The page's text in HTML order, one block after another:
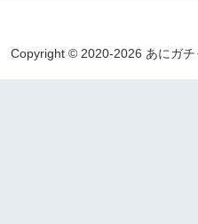
Copyright © 2020-2026 あにガチ